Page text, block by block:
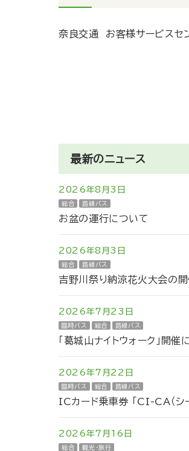
奈良交通 お客様サービス
最新のニュース
2026年8月3日
総合 路線バス
お盆の運行について
2026年8月3日
総合 路線バス
吉野川祭り納涼花火大会の
2026年7月23日
臨時バス 総合 路線バス
「葛城山ナイトウォーク」開
2026年7月22日
臨時バス 総合 路線バス
ICカード乗車券 「CI-CA（シ
2026年7月16日
総合 観光・旅行